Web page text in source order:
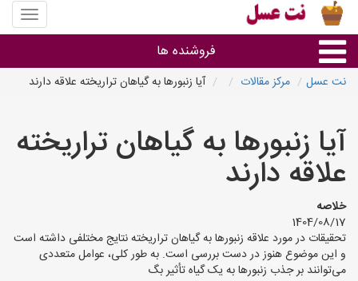
منوی
سایت
عسل
فروشنده ها
استان ها
نت عسل مرکز مقالات آیا زنبورها به گیاهان تراریخته علاقه دارند
آیا زنبورها به گیاهان تراریخته
علاقه دارند
خلاصه
1404/08/17
تحقیقات در مورد علاقه زنبورها به گیاهان تراریخته نتایج مختلفی داشته است
و این موضوع هنوز در دست بررسی است. به طور کلی، عوامل متعددی
می‌توانند بر جذب زنبورها به یک گیاه تأثیر بگ